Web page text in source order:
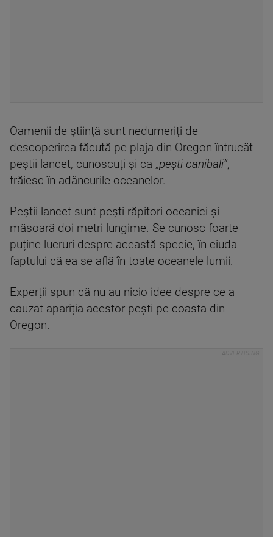
Oamenii de știință sunt nedumeriți de
descoperirea făcută pe plaja din Oregon întrucât
peștii lancet, cunoscuți și ca „pești canibali”,
trăiesc în adâncurile oceanelor.
Peștii lancet sunt pești răpitori oceanici și
măsoară doi metri lungime. Se cunosc foarte
puține lucruri despre această specie, în ciuda
faptului că ea se află în toate oceanele lumii.
Experții spun că nu au nicio idee despre ce a
cauzat apariția acestor pești pe coasta din
Oregon.